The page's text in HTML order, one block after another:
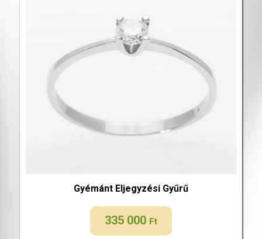
Gyémánt Eljegyzési Gyűrű
335 000 Ft